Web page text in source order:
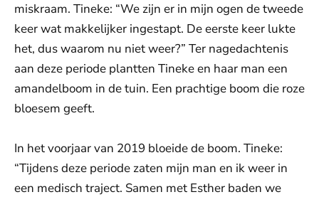
miskraam. Tineke: “We zijn er in mijn ogen de tweede
keer wat makkelijker ingestapt. De eerste keer lukte
het, dus waarom nu niet weer?” Ter nagedachtenis
aan deze periode plantten Tineke en haar man een
amandelboom in de tuin. Een prachtige boom die roze
bloesem geeft.
In het voorjaar van 2019 bloeide de boom. Tineke:
“Tijdens deze periode zaten mijn man en ik weer in
een medisch traject. Samen met Esther baden we